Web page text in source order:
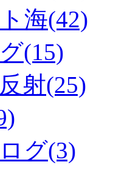
海(42)
(15)
射(25)
グ(3)